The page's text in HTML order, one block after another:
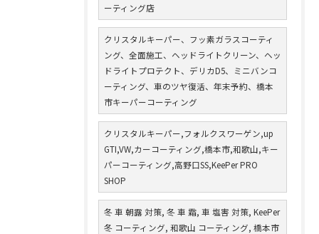
ーティング店
クリスタルキーパー、フッ素ガラスコーティ
ング、全面施工、ヘッドライトクリーン、ヘッ
ドライトプロテクト、デリカD5、ミニバンコ
ーティング、車のツヤ復活、年末予約、橋本
市キーパーコーティング
クリスタルキーパー,フォルクスワーゲン,up
GTI,VW,カーコーティング,橋本市,和歌山,キー
パーコーティング,高野口SS,KeePer PRO
SHOP
冬 車 朝露 対策, 冬 車 霜, 車 塩害 対策, KeePer
冬 コーティング, 和歌山 コーティング, 橋本市